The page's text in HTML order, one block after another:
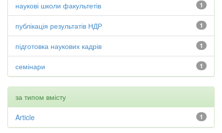
1
наукові школи факультетів
1
публікація результатів НДР
1
підготовка наукових кадрів
1
семінари
за типом вмісту
1
Article